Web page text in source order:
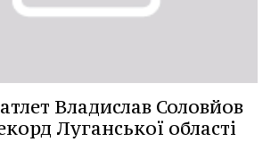
Владислав Соловйов
Луганської області